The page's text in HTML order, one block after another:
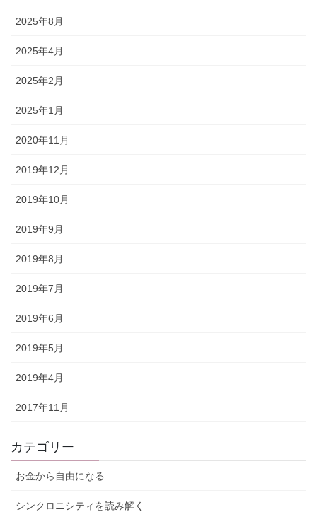
2025年8月
2025年4月
2025年2月
2025年1月
2020年11月
2019年12月
2019年10月
2019年9月
2019年8月
2019年7月
2019年6月
2019年5月
2019年4月
2017年11月
カテゴリー
お金から自由になる
シンクロニシティを読み解く